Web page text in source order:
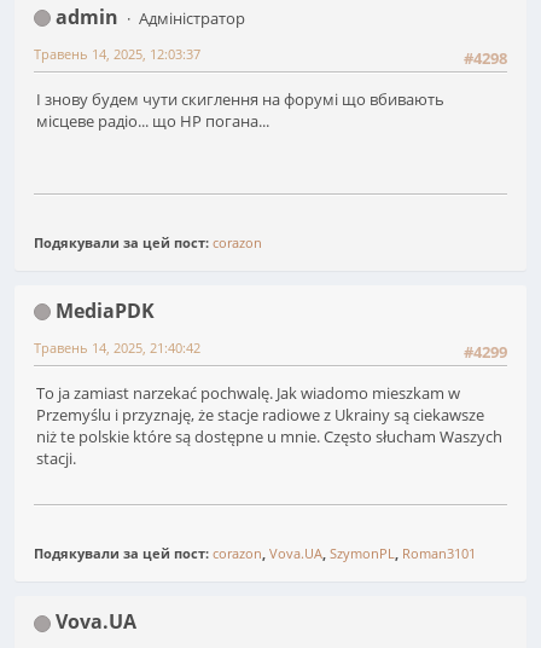
admin
Адміністратор
#4298
Травень 14, 2025, 12:03:37
І знову будем чути скиглення на форумі що вбивають
місцеве радіо... що НР погана...
Подякували за цей пост: corazon
MediaPDK
#4299
Травень 14, 2025, 21:40:42
To ja zamiast narzekać pochwalę. Jak wiadomo mieszkam w
Przemyślu i przyznaję, że stacje radiowe z Ukrainy są ciekawsze
niż te polskie które są dostępne u mnie. Często słucham Waszych
stacji.
Подякували за цей пост: corazon, Vova.UA, SzymonPL, Roman3101
Vova.UA